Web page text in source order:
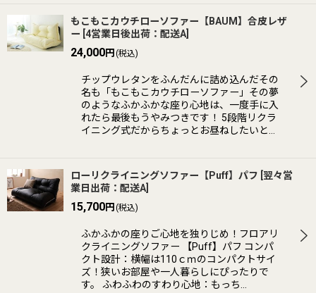
もこもこカウチローソファー【BAUM】合皮レザ
ー 4営業日後出荷：配送A
24,000円 (税込)
チップウレタンをふんだんに詰め込んだその
名も「もこもこカウチローソファー」その夢
のようなふかふかな座り心地は、一度手に入
れたら最後もうやみつきです！ 5段階リクラ
イニング式だからちょっとお昼ねしたいと…
ローリクライニングソファー【Puff】パフ 翌々営
業日出荷：配送A
15,700円 (税込)
ふかふかの座りご心地を独りじめ！フロアリ
クライニングソファー 【Puff】パフ コンパ
クト設計：横幅は110ｃｍのコンパクトサイ
ズ！狭いお部屋や一人暮らしにぴったりで
す。 ふわふわのすわり心地：もっち…